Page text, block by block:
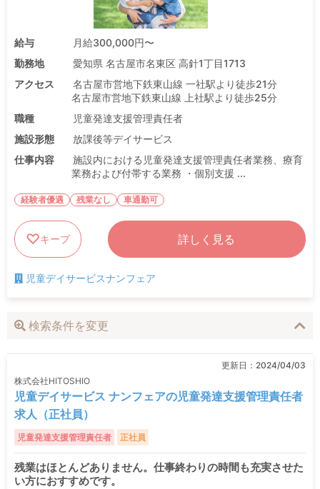
給与
月給300,000円〜
勤務地
愛知県 名古屋市名東区 高針1丁目1713
アクセス
名古屋市営地下鉄東山線 一社駅より徒歩21分
名古屋市営地下鉄東山線 上社駅より徒歩25分
職種
児童発達支援管理責任者
施設形態
放課後等デイサービス
仕事内容
施設内における児童発達支援管理責任者業務、療育
業務および付帯する業務 ・個別支援 ...
経験者優遇 残業なし 車通勤可
キープ 詳しく見る
児童デイサービスナンフェア
検索条件を変更
更新日： 2024/04/03
株式会社HITOSHIO
児童デイサービス ナンフェアの児童発達支援管理責任者
求人（正社員）
児童発達支援管理責任者 正社員
残業はほとんどありません。仕事終わりの時間も充実させた
い方におすすめです。